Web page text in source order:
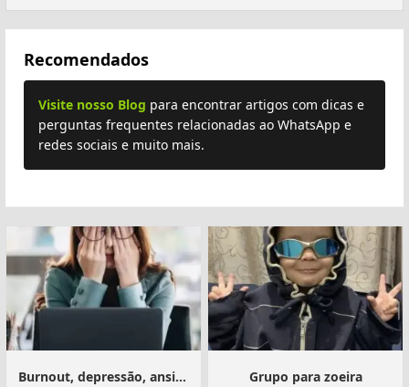
Recomendados
Visite nosso Blog para encontrar artigos com dicas e
perguntas frequentes relacionadas ao WhatsApp e
redes sociais e muito mais.
Burnout, depressão, ansiedade.
Grupo para zoeira